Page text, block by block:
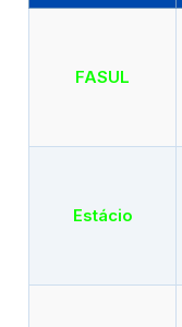
FASUL
Estácio